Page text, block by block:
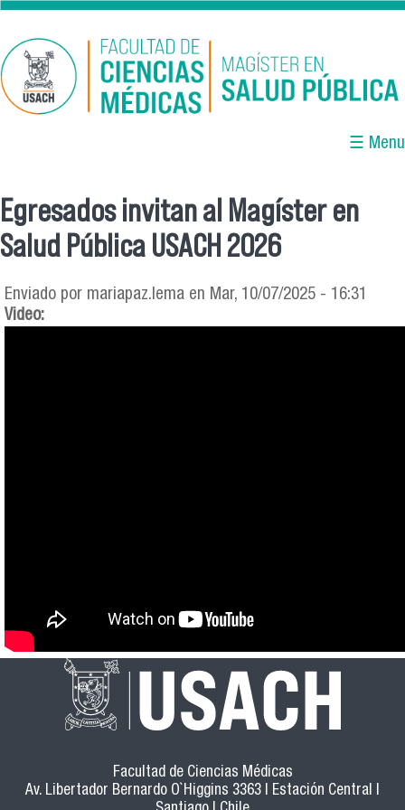
Pasar al contenido principal
☰ Menu
Se encuentra usted aquí
Egresados invitan al Magíster en
Salud Pública USACH 2026
Enviado por mariapaz.lema en Mar, 10/07/2025 - 16:31
Video:
Facultad de Ciencias Médicas
Av. Libertador Bernardo O`Higgins 3363 | Estación Central |